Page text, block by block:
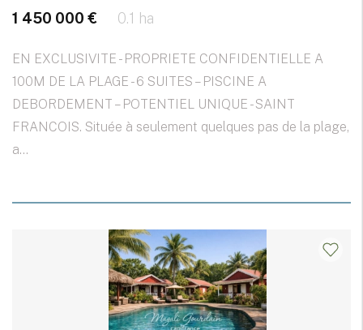
1 450 000 € 0.1 ha
EN EXCLUSIVITE - PROPRIETE CONFIDENTIELLE A
100M DE LA PLAGE - 6 SUITES – PISCINE A
DEBORDEMENT – POTENTIEL UNIQUE - SAINT
FRANCOIS. Située à seulement quelques pas de la plage,
a...